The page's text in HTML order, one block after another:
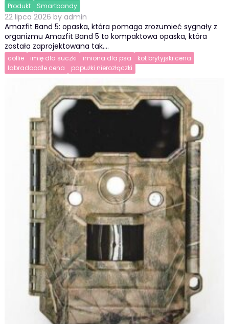
Produkt Smartbandy
22 lipca 2026 by admin
Amazfit Band 5: opaska, która pomaga zrozumieć sygnały z
organizmu Amazfit Band 5 to kompaktowa opaska, która
została zaprojektowana tak,…
collie imię dla suczki imiona dla psa
kot brytyjski cena
labradoodle cena
papużki nierozłączki